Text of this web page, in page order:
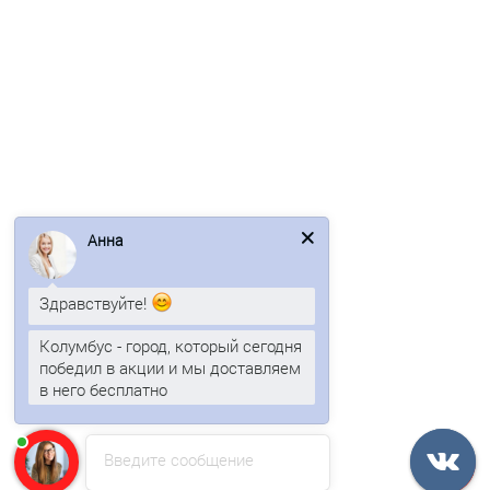
Перфорированный профилированный лист Т20-1040-0,75
Полиуретан
1060р.
В корзину
Быстрый заказ
Введите сообщение
Анна
Здравствуйте!
Колумбус - город, который сегодня
победил в акции и мы доставляем
в него бесплатно